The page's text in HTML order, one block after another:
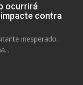
ocurrirá
contra
inesperado.